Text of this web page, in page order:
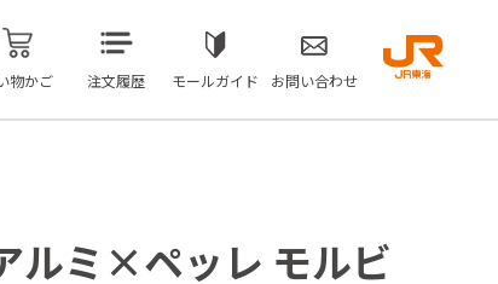
物かご 注文履歴 モールガイド お問い合わせ
ルミ×ペッレ モルビ